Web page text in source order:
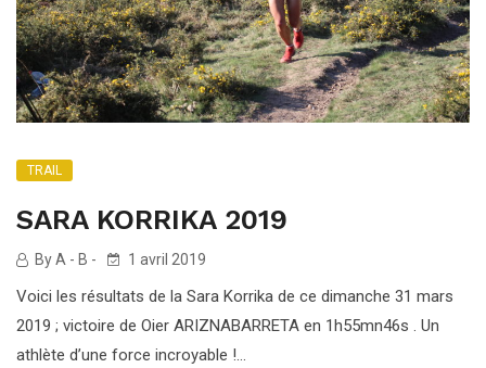
TRAIL
SARA KORRIKA 2019
By A - B - 1 avril 2019
Voici les résultats de la Sara Korrika de ce dimanche 31 mars
2019 ; victoire de Oier ARIZNABARRETA en 1h55mn46s . Un
athlète d’une force incroyable !...